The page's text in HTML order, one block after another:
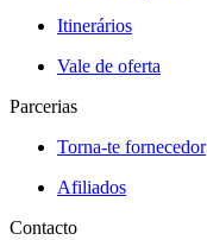
Itinerários
Vale de oferta
Parcerias
Torna-te fornecedor
Afiliados
Contacto